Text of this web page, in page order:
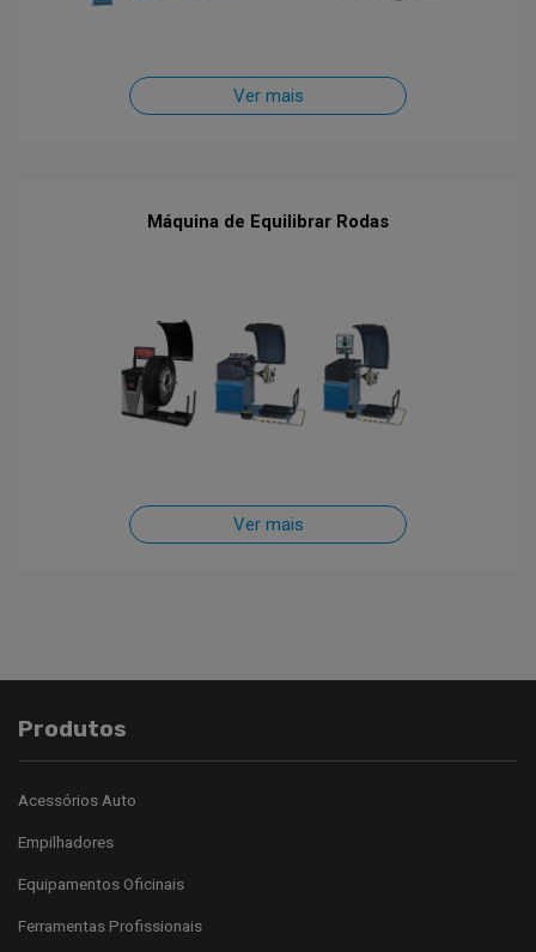
Ver mais
Máquina de Equilibrar Rodas
Ver mais
Produtos
Acessórios Auto
Empilhadores
Equipamentos Oficinais
Ferramentas Profissionais